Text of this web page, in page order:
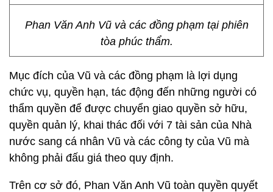
Phan Văn Anh Vũ và các đồng phạm tại phiên
tòa phúc thẩm.
Mục đích của Vũ và các đồng phạm là lợi dụng
chức vụ, quyền hạn, tác động đến những người có
thẩm quyền để được chuyển giao quyền sở hữu,
quyền quản lý, khai thác đối với 7 tài sản của Nhà
nước sang cá nhân Vũ và các công ty của Vũ mà
không phải đấu giá theo quy định.
Trên cơ sở đó, Phan Văn Anh Vũ toàn quyền quyết